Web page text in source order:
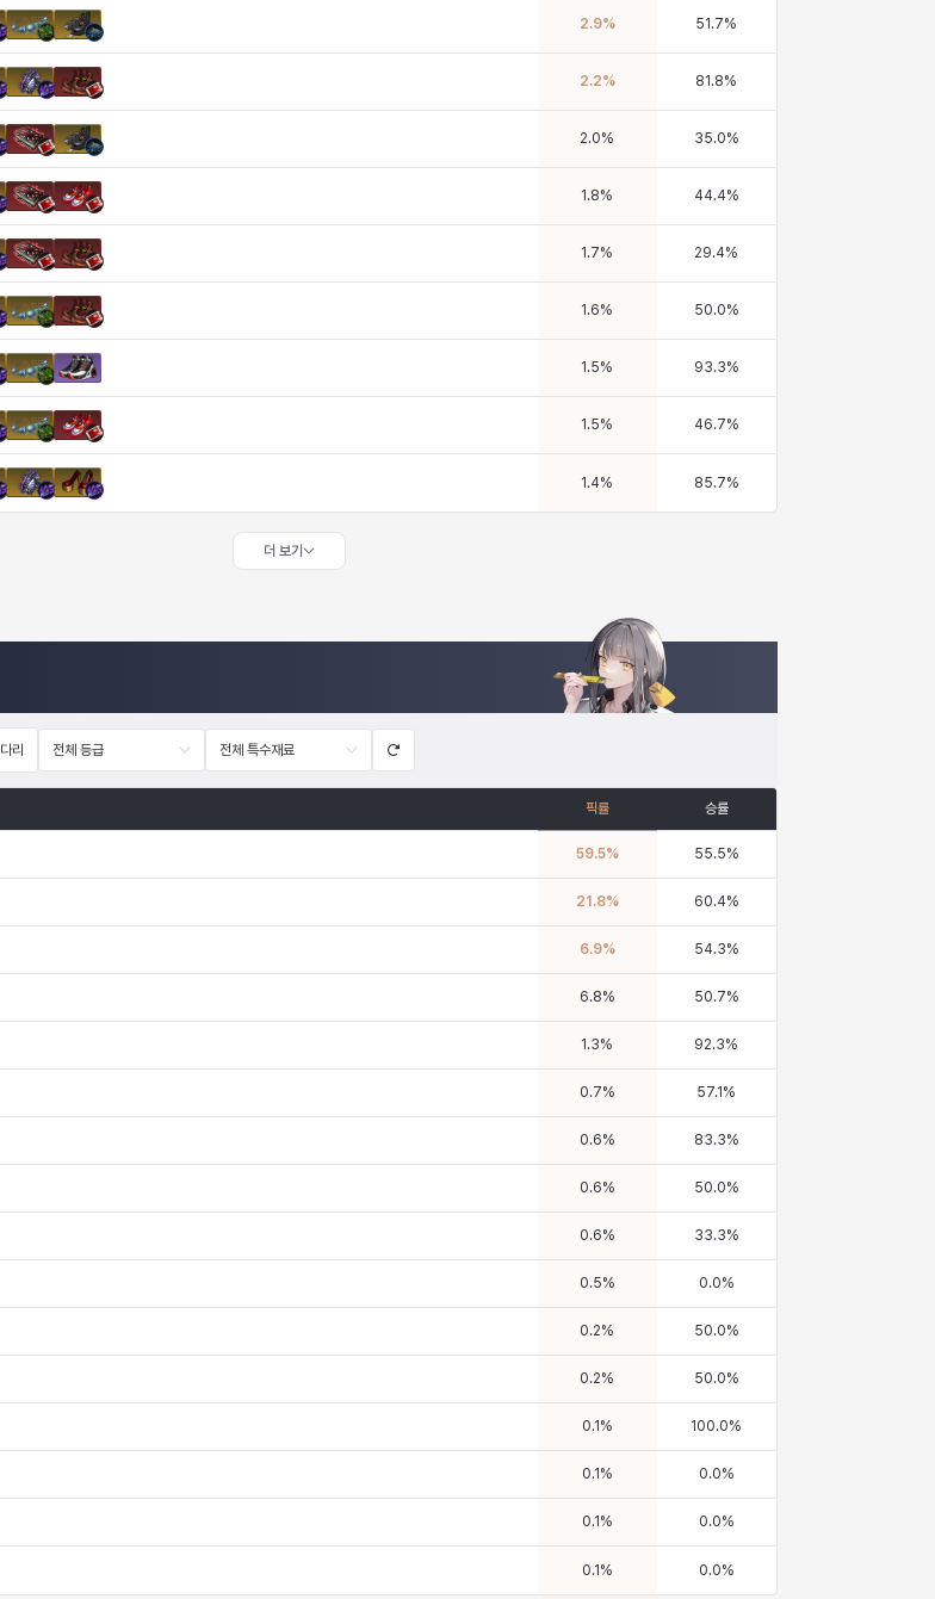
2.9% 51.7%
2.2% 81.8%
2.0% 35.0%
1.8% 44.4%
1.7% 29.4%
1.6% 50.0%
1.5% 93.3%
1.5% 46.7%
1.4% 85.7%
더 보기
다리 전체 등급 전체 특수재료
픽률 승률
59.5% 55.5%
21.8% 60.4%
6.9% 54.3%
6.8% 50.7%
1.3% 92.3%
0.7% 57.1 %
0.6% 83.3%
0.6% 50.0%
0.6% 33.3%
0.5% 0.0%
0.2% 50.0%
0.2% 50.0%
0.1 % 100.0%
0.1 % 0.0%
0.1 % 0.0%
0.1 % 0.0%